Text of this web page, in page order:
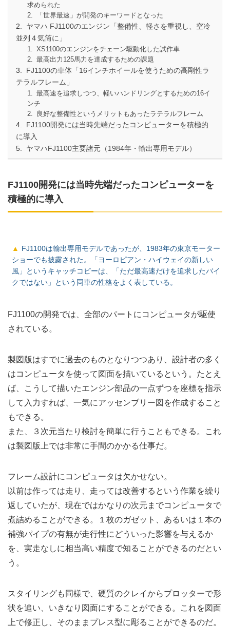
求められた
「世界最速」が開発のキーワードとなった
ヤマハ FJ1100のエンジン「整備性、軽さを重視し、空冷
並列４気筒に」
XS1100のエンジンをチェーン駆動化した試作車
最高出力125馬力を達成するための課題
FJ1100の車体「16インチホイールを使うための高剛性ラ
テラルフレーム」
最高速を追求しつつ、軽いハンドリングとするための16イ
ンチ
良好な整備性というメリットもあったラテラルフレーム
FJ1100開発には当時先端だったコンピューターを積極的
に導入
ヤマハFJ1100主要諸元（1984年・輸出専用モデル）
FJ1100開発には当時先端だったコンピューターを
積極的に導入
FJ1100は輸出専用モデルであったが、1983年の東京モーター
ショーでも披露された。「ヨーロピアン・ハイウェイの新しい
風」というキャッチコピーは、「ただ最高速だけを追求したバイ
クではない」という同車の性格をよく表している。
FJ1100の開発では、全部のパートにコンピュータが駆使
されている。
製図版はすでに過去のものとなりつつあり、設計者の多く
はコンピュータを使って図面を描いているという。たとえ
ば、こうして描いたエンジン部品の一点ずつを座標を指示
して入力すれば、一気にアッセンブリー図を作成すること
もできる。
また、３次元当たり検討を簡単に行うこともできる。これ
は製図版上では非常に手間のかかる仕事だ。
フレーム設計にコンピュータは欠かせない。
以前は作っては走り、走っては改善するという作業を繰り
返していたが、現在ではかなりの次元までコンピュータで
煮詰めることができる。１枚のガゼット、あるいは１本の
補強パイプの有無が走行性にどういった影響を与えるか
を、実走なしに相当高い精度で知ることができるのだとい
う。
スタイリングも同様で、硬質のクレイからプロッターで形
状を追い、いきなり図面にすることができる。これを図面
上で修正し、そのままプレス型に彫ることができるのだ。